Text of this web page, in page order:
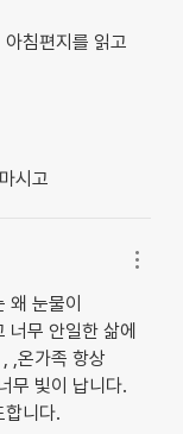
침편지를 읽고
시고
눈물이
너무 안일한 삶에
,온가족 항상
무 빛이 납니다.
합니다.